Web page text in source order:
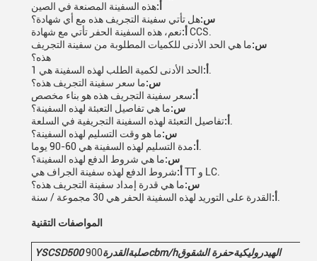
أ:هذه السفينة المصنعة في الصين
س:هل تأتي سفينة التجريف هذه مع أي شهادة؟
أ: نعم، هذه السفينة الحفر تأتي مع شهادة CCS.
س:ما هي الحد الأدنى للكميات المطلوبة من سفينة التجريف
هذه؟
أ:
س:ما سعر سفينة التجريف هذه؟
أ:سعر سفينة التجريف هذه هو بناء مخصص
س:ما هي تفاصيل التعبئة لهذه السفينة؟
أ:
س:ما هو وقت التسليم لهذه السفينة؟
أ:
س:ما هي شروط الدفع لهذه السفينة؟
أ:
شروط الدفع لهذه سفينة الجراف هي TT و LC.
س:ما هي قدرة إمداد سفينة التجريف هذه؟
أ:
المواصفات التقنية
YSCSD500 صلبةالقدرة900 cbm/h الهيدروليكيةحفرة الشقوق